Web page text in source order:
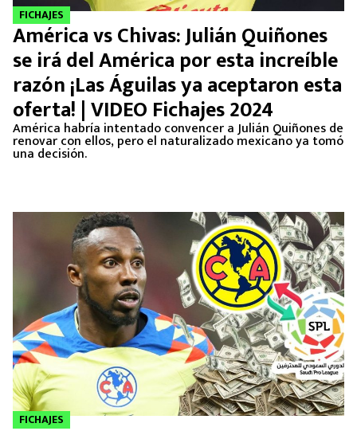
FICHAJES
América vs Chivas: Julián Quiñones
se irá del América por esta increíble
razón ¡Las Águilas ya aceptaron esta
oferta! | VIDEO Fichajes 2024
América habría intentado convencer a Julián Quiñones de
renovar con ellos, pero el naturalizado mexicano ya tomó
una decisión.
FICHAJES